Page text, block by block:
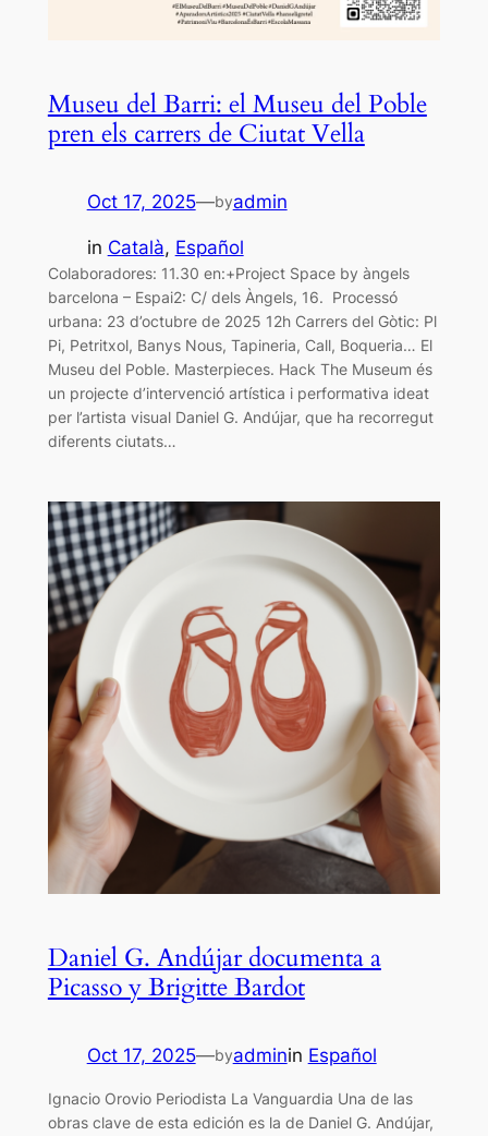
Museu del Barri: el Museu del Poble
pren els carrers de Ciutat Vella
Oct 17, 2025—byadmin
in Català, Español
Colaboradores: 11.30 en:+Project Space by àngels
barcelona – Espai2: C/ dels Àngels, 16. Processó
urbana: 23 d’octubre de 2025 12h Carrers del Gòtic: Pl
Pi, Petritxol, Banys Nous, Tapineria, Call, Boqueria… El
Museu del Poble. Masterpieces. Hack The Museum és
un projecte d’intervenció artística i performativa ideat
per l’artista visual Daniel G. Andújar, que ha recorregut
diferents ciutats…
Daniel G. Andújar documenta a
Picasso y Brigitte Bardot
Oct 17, 2025—byadminin Español
Ignacio Orovio Periodista La Vanguardia Una de las
obras clave de esta edición es la de Daniel G. Andújar,